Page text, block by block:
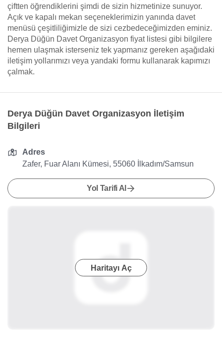
çiftten öğrendiklerini şimdi de sizin hizmetinize sunuyor.
Açık ve kapalı mekan seçeneklerimizin yanında davet
menüsü çeşitliliğimizle de sizi cezbedeceğimizden eminiz.
Derya Düğün Davet Organizasyon fiyat listesi gibi bilgilere
hemen ulaşmak isterseniz tek yapmanız gereken aşağıdaki
iletişim yollarımızı veya yandaki formu kullanarak kapımızı
çalmak.
Derya Düğün Davet Organizasyon İletişim
Bilgileri
Adres
Zafer, Fuar Alanı Kümesi, 55060 İlkadım/Samsun
Yol Tarifi Al
Haritayı Aç